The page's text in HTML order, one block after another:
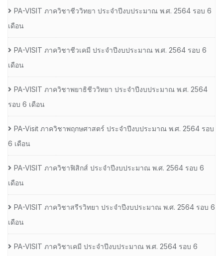
PA-VISIT ภาควิชาชีววิทยา ประจำปีงบประมาณ พ.ศ. 2564 รอบ 6
เดือน
PA-VISIT ภาควิชาชีวเคมี ประจำปีงบประมาณ พ.ศ. 2564 รอบ 6
เดือน
PA-VISIT ภาควิชาพยาธิชีววิทยา ประจำปีงบประมาณ พ.ศ. 2564
รอบ 6 เดือน
PA-Visit ภาควิชาพฤกษศาสตร์ ประจำปีงบประมาณ พ.ศ. 2564 รอบ
6 เดือน
PA-VISIT ภาควิชาฟิสิกส์ ประจำปีงบประมาณ พ.ศ. 2564 รอบ 6
เดือน
PA-VISIT ภาควิชาสรีรวิทยา ประจำปีงบประมาณ พ.ศ. 2564 รอบ 6
เดือน
PA-VISIT ภาควิชาเคมี ประจำปีงบประมาณ พ.ศ. 2564 รอบ 6